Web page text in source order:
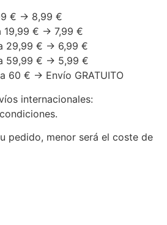
€ → 8,99 €
19,99 € → 7,99 €
29,99 € → 6,99 €
59,99 € → 5,99 €
60 € → Envío GRATUITO
internacionales:
pedido, menor será el coste de